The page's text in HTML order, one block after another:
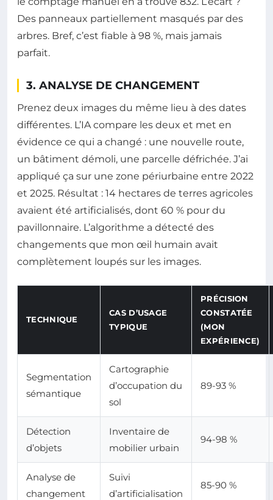
Des panneaux partiellement masqués par des
arbres. Bref, c’est fiable à 98 %, mais jamais
parfait.
3. ANALYSE DE CHANGEMENT
Prenez deux images du même lieu à des dates
différentes. L’IA compare les deux et met en
évidence ce qui a changé : une nouvelle route,
un bâtiment démoli, une parcelle défrichée. J’ai
appliqué ça sur une zone périurbaine entre 2022
et 2025. Résultat : 14 hectares de terres agricoles
avaient été artificialisés, dont 60 % pour du
pavillonnaire. L’algorithme a détecté des
changements que mon œil humain avait
complètement loupés sur les images.
TECHNIQUE
CAS D’USAGE
TYPIQUE
PRÉCISION
CONSTATÉE
(MON
EXPÉRIENCE)
Segmentation
sémantique
Cartographie
d’occupation du
sol
89-93 %
Détection
d’objets
Inventaire de
mobilier urbain
94-98 %
Analyse de
changement
Suivi
d’artificialisation
85-90 %